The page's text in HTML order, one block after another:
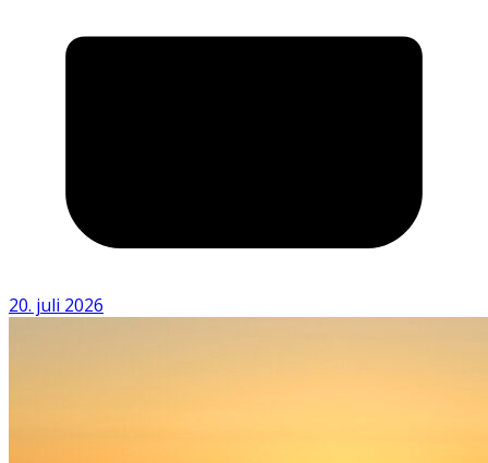
20. juli 2026